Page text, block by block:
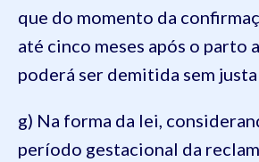
que do momento da
até cinco meses após o parto
poderá ser demitida sem justa
g) Na forma da lei,
período gestacional da